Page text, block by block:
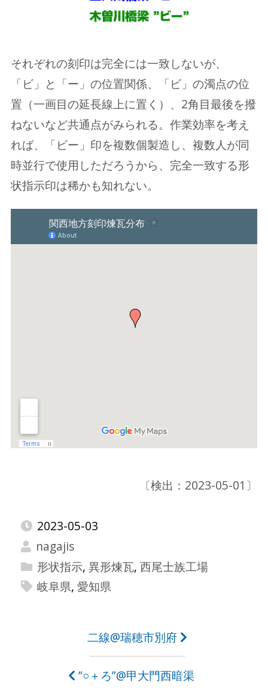
それぞれの刻印は完全には一致しないが、
「ビ」と「ー」の位置関係、「ビ」の濁点の位
置（一画目の延長線上に置く）、2角目最後を撥
ねないなど共通点がみられる。作業効率を考え
れば、「ビー」印を複数個製造し、複数人が同
時並行で使用しただろうから、完全一致する形
状指示印は稀かも知れない。
〔検出：2023-05-01〕
2023-05-03
nagajis
形状指示, 異形煉瓦, 西尾士族工場
岐阜県, 愛知県
二線@瑞穂市別府
”○＋ろ”@甲大門西暗渠